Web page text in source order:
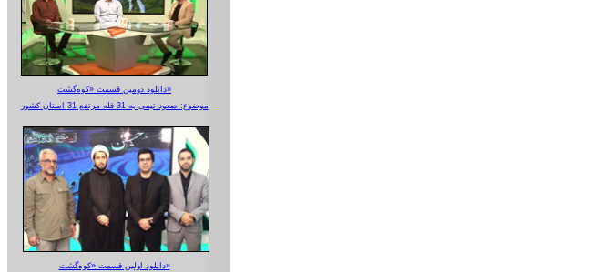
دانلود دومین قسمت «کوه‌گشت»
موضوع: صعود تیمی به 31 قله مرتفع 31 استان کشور
دانلود اولین قسمت «کوه‌گشت»